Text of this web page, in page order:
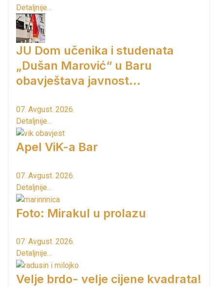
Detaljnije...
JU Dom učenika i studenata
„Dušan Marović“ u Baru
obavještava javnost...
07. Avgust. 2026.
Detaljnije...
Apel ViK-a Bar
07. Avgust. 2026.
Detaljnije...
Foto: Mirakul u prolazu
07. Avgust. 2026.
Detaljnije...
Velje brdo- velje cijene kvadrata!